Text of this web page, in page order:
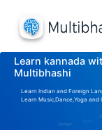
Learn kannada
Multibhashi
Learn Indian and Foreign
Learn Music,Dance,Yoga and